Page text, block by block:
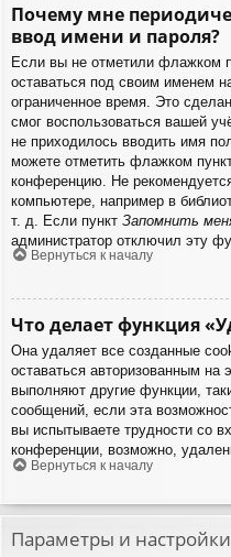
Почему мне
ввод имени и пароля?
Если вы не отметили флажком
оставаться под своим именем
ограниченное время. Это
смог воспользоваться вашей
не приходилось вводить имя
можете отметить флажком
конференцию. Не
компьютере, например в
т. д. Если пункт Запомнить
администратор отключил эту
Вернуться к началу
Что делает функция
Она удаляет все созданные
оставаться авторизованным на
выполняют другие функции,
сообщений, если эта
вы испытываете трудности со
конференции, возможно,
Вернуться к началу
Параметры и